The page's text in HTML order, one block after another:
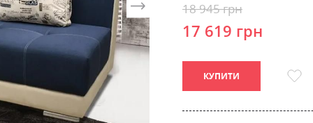
17 619 грн
18 945 грн
КУПИТИ